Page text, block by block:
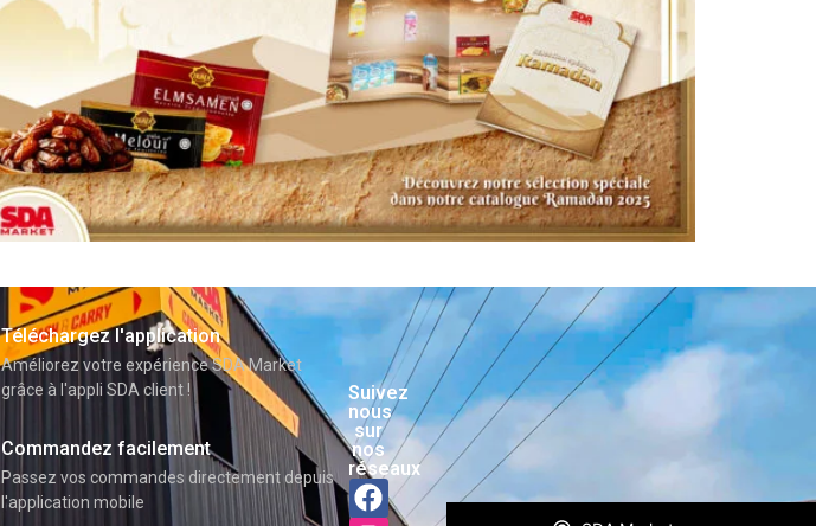
Téléchargez l'application
Améliorez votre expérience SDA Market
grâce à l'appli SDA client !
Commandez facilement
Passez vos commandes directement depuis
l'application mobile
Suivez
nous
sur
nos
réseaux